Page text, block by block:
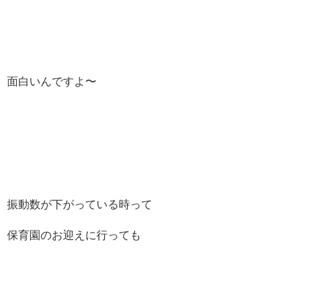
面白いんですよ〜
振動数が下がっている時って
保育園のお迎えに行っても